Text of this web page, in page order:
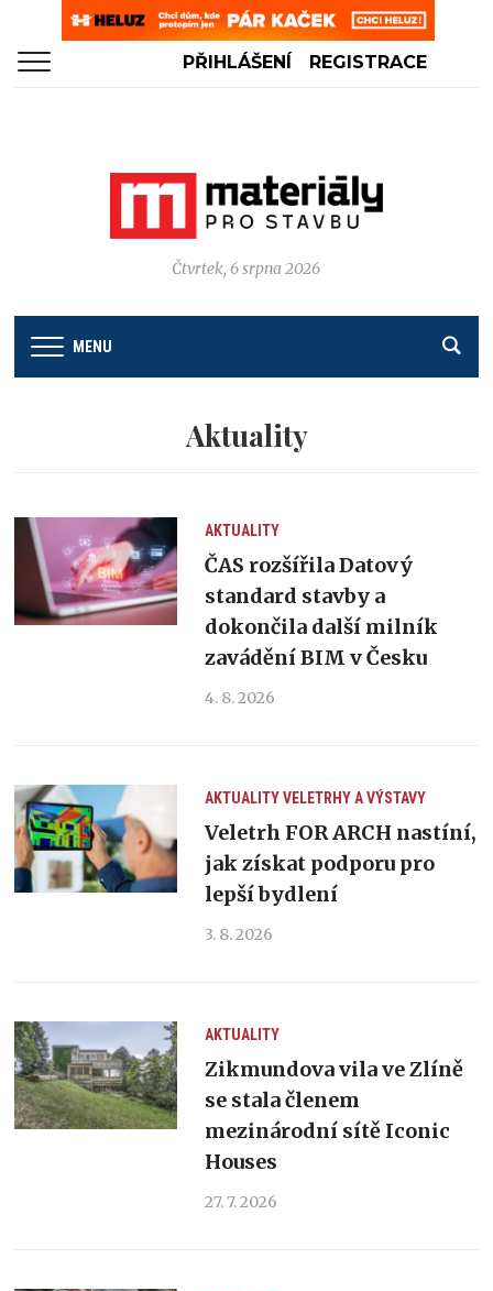
PŘIHLÁŠENÍ REGISTRACE
Čtvrtek, 6 srpna 2026
MENU
Aktuality
AKTUALITY
ČAS rozšířila Datový
standard stavby a
dokončila další milník
zavádění BIM v Česku
4. 8. 2026
AKTUALITYVELETRHY A VÝSTAVY
Veletrh FOR ARCH nastíní,
jak získat podporu pro
lepší bydlení
3. 8. 2026
AKTUALITY
Zikmundova vila ve Zlíně
se stala členem
mezinárodní sítě Iconic
Houses
27. 7. 2026